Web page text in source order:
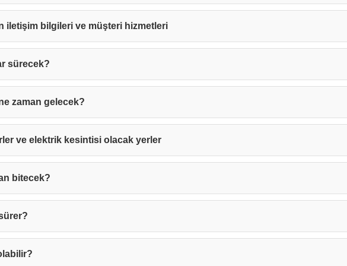
iletişim bilgileri ve müşteri hizmetleri
sürecek?
zaman gelecek?
ve elektrik kesintisi olacak yerler
bitecek?